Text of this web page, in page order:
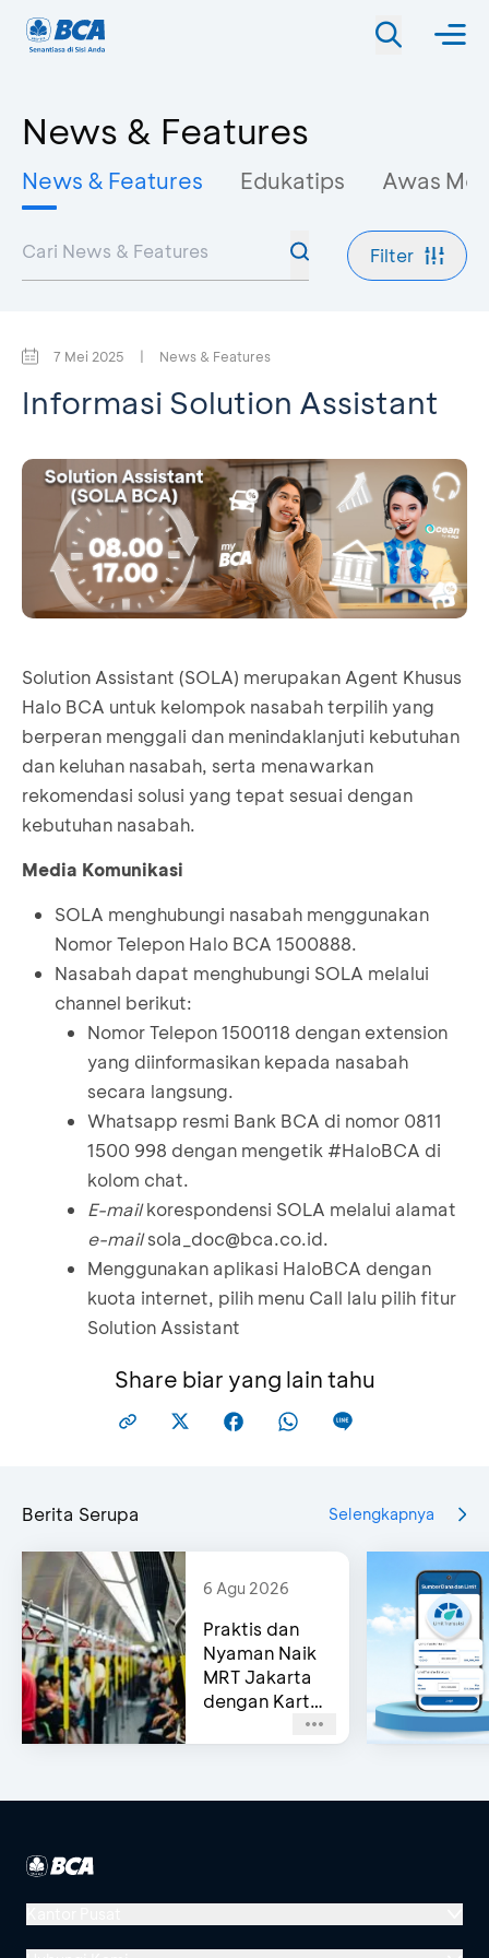
News & Features
News & Features Edukatips Awas
Filter
7 Mei 2025 | News & Features
Informasi Solution Assistant
Solution Assistant (SOLA) merupakan Agent Khusus
Halo BCA untuk kelompok nasabah terpilih yang
berperan menggali dan menindaklanjuti kebutuhan
dan keluhan nasabah, serta menawarkan
rekomendasi solusi yang tepat sesuai dengan
kebutuhan nasabah.
Media Komunikasi
SOLA menghubungi nasabah menggunakan
Nomor Telepon Halo BCA 1500888.
Nasabah dapat menghubungi SOLA melalui
channel berikut:
Nomor Telepon 1500118 dengan extension
yang diinformasikan kepada nasabah
secara langsung.
Whatsapp resmi Bank BCA di nomor 0811
1500 998 dengan mengetik #HaloBCA di
kolom chat.
E-mailkorespondensi SOLA melalui alamat
e-mailsola_doc@bca.co.id.
Menggunakan aplikasi HaloBCA dengan
kuota internet, pilih menu Call lalu pilih fitur
Solution Assistant
Share biar yang lain tahu
Berita Serupa Selengkapnya
6 Agu 2026
Praktis dan
Nyaman Naik
MRT Jakarta
dengan Kartu
Menara BCA, Grand Indonesia